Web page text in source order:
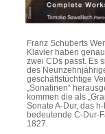
Franz Schuberts
Klavier haben
zwei CDs passt. Es
des
geschäftstüchtige
„Sonatinen“
kommen die als
Sonate A-Dur, das
bedeutende C-Dur-
1827.